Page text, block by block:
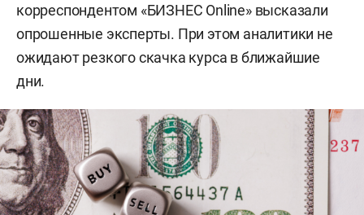
корреспондентом «БИЗНЕС Online» высказали
опрошенные эксперты. При этом аналитики не
ожидают резкого скачка курса в ближайшие
дни.